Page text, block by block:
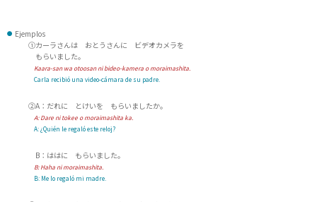
Ejemplos
①カーラさんは おとうさんに ビデオカメラを
もらいました。
Kaara-san wa otoosan ni bideo-kamera o moraimashita.
Carla recibió una video-cámara de su padre.
②A：だれに とけいを もらいましたか。
A:Dare ni tokee o moraimashita ka.
A: ¿Quién le regaló este reloj?
B：ははに もらいました。
B:Haha ni moraimashita.
B: Me lo regaló mi madre.